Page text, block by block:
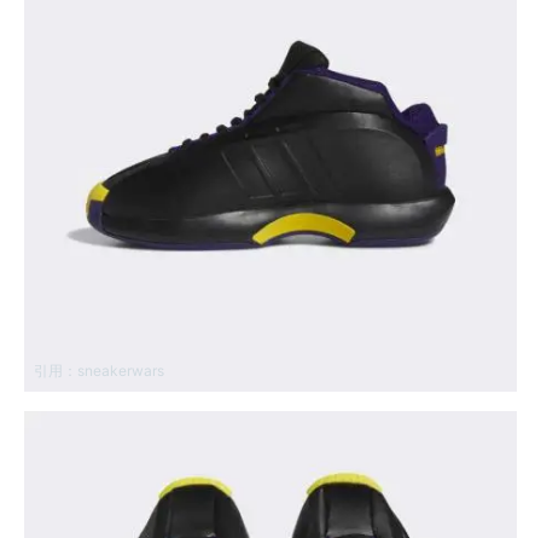
引用： sneakerwars